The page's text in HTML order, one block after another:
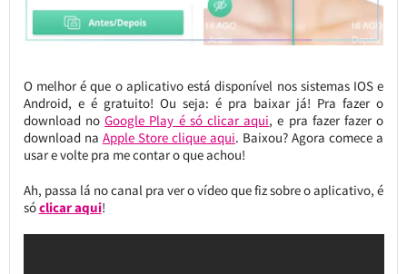
O melhor é que o aplicativo está disponível nos sistemas IOS e
Android, e é gratuito! Ou seja: é pra baixar já! Pra fazer o
download noGoogle Play é só clicar aqui, e pra fazer fazer o
download na Apple Store clique aqui. Baixou? Agora comece a
usar e volte pra me contar o que achou!
Ah, passa lá no canal pra ver o vídeo que fiz sobre o aplicativo, é
sóclicar aqui!